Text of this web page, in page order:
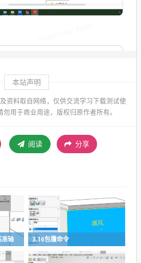
本站声明
资料取自网络，仅供交流学习下载测试使
勿用于商业用途，版权归原作者所有。
阅读 分享
准轴 3.16包覆命令